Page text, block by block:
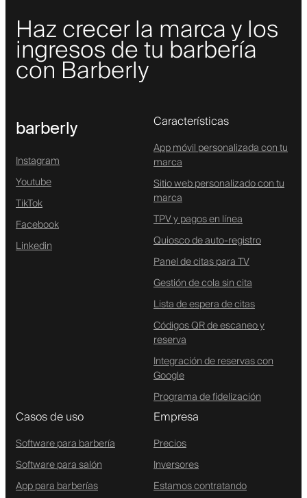
Haz crecer la marca y los
ingresos de tu barbería
con Barberly
barberly
Instagram
Youtube
TikTok
Facebook
Linkedin
Características
App móvil personalizada con tu
marca
Sitio web personalizado con tu
marca
TPV y pagos en línea
Quiosco de auto-registro
Panel de citas para TV
Gestión de cola sin cita
Lista de espera de citas
Códigos QR de escaneo y
reserva
Integración de reservas con
Google
Programa de fidelización
Casos de uso
Software para barbería
Software para salón
App para barberías
Empresa
Precios
Inversores
Estamos contratando